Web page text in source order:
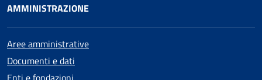
AMMINISTRAZIONE
Aree amministrative
Documenti e dati